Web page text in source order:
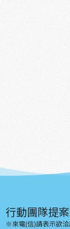
行動團隊提
※來電(信)請表示欲